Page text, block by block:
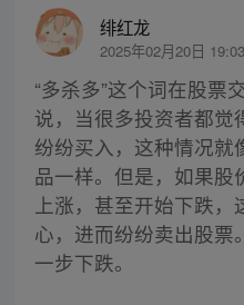
绯红龙
2025年02月20日 19:03
“多杀多”这个词在股票
说，当很多投资者都觉
纷纷买入，这种情况就
品一样。但是，如果股
上涨，甚至开始下跌，
心，进而纷纷卖出股票
一步下跌。